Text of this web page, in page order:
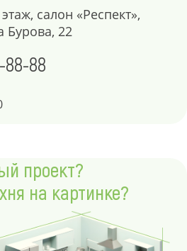
салон «Респект»,
Бурова, 22
88-88
проект?
на картинке?